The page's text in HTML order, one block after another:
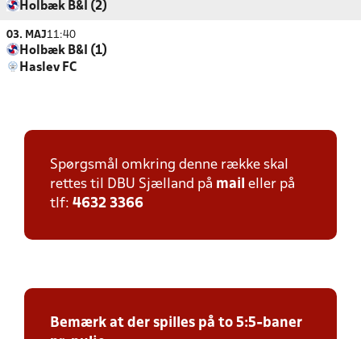
Holbæk B&I (2)
03. MAJ11:40
Holbæk B&I (1)
Haslev FC
Spørgsmål omkring denne række skal
rettes til DBU Sjælland på mail eller på
tlf: 4632 3366
Bemærk at der spilles på to 5:5-baner